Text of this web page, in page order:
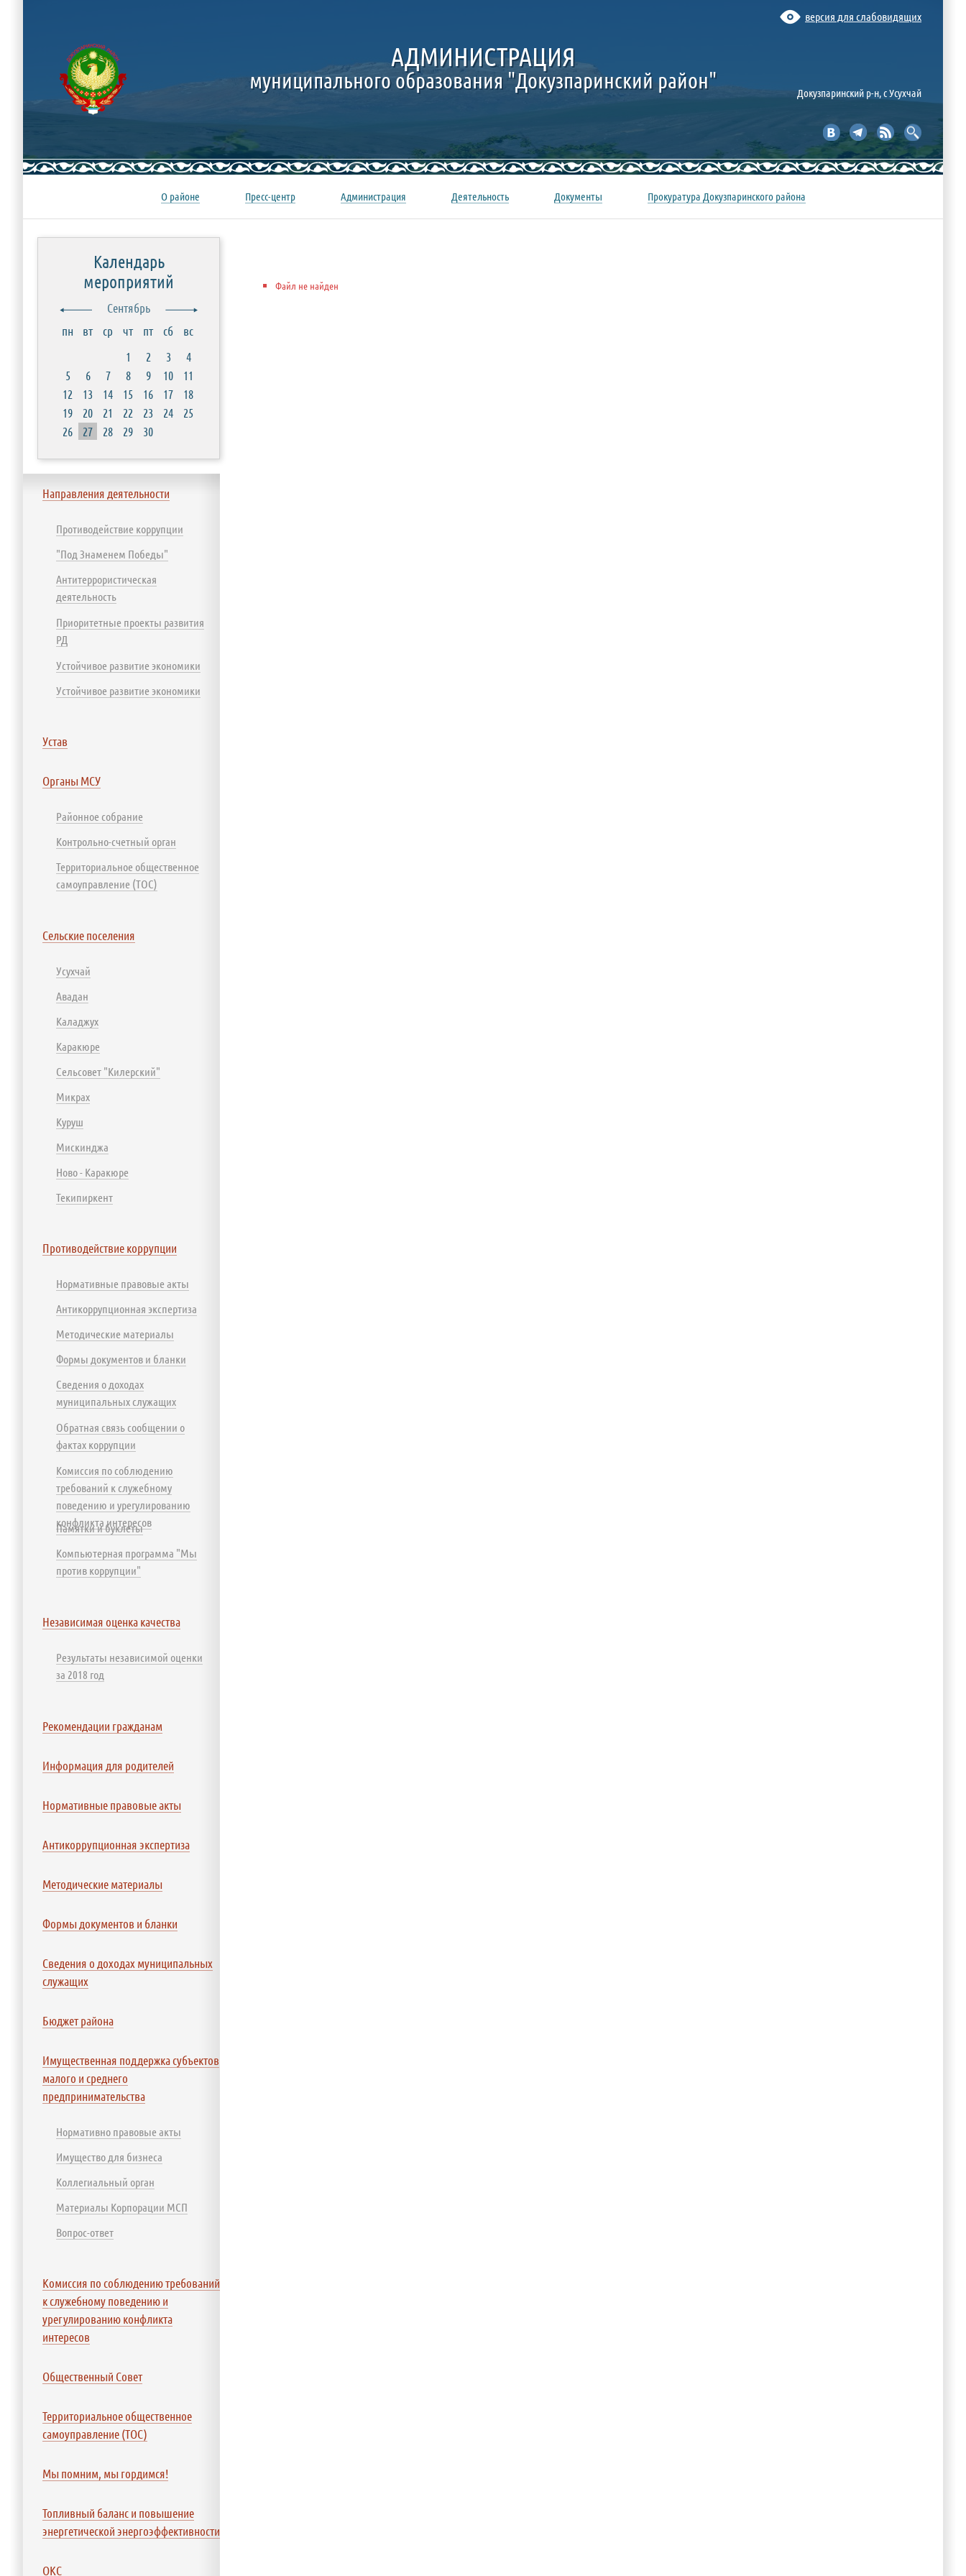
Файл не найден
Календарь
мероприятий
Сентябрь
пн
вт ср чт пт сб
вс
1
2 3
4
5
6 7 8 9 10
11
12
13 14 15 16 17
18
19
20 21 22 23 24
25
26
27 28 29 30
Направления деятельности
Противодействие коррупции
"Под Знаменем Победы"
Антитеррористическая
деятельность
Приоритетные проекты развития
РД
Устойчивое развитие экономики
Устойчивое развитие экономики
Устав
Органы МСУ
Районное собрание
Контрольно-счетный орган
Территориальное общественное
самоуправление (ТОС)
Сельские поселения
Усухчай
Авадан
Каладжух
Каракюре
Сельсовет "Килерский"
Микрах
Куруш
Мискинджа
Ново - Каракюре
Текипиркент
Противодействие коррупции
Нормативные правовые акты
Антикоррупционная экспертиза
Методические материалы
Формы документов и бланки
Сведения о доходах
муниципальных служащих
Обратная связь сообщении о
фактах коррупции
Комиссия по соблюдению
требований к служебному
поведению и урегулированию
конфликта интересов
Памятки и буклеты
Компьютерная программа "Мы
против коррупции"
Независимая оценка качества
Результаты независимой оценки
за 2018 год
Рекомендации гражданам
Информация для родителей
Нормативные правовые акты
Антикоррупционная экспертиза
Методические материалы
Формы документов и бланки
Сведения о доходах муниципальных
служащих
Бюджет района
Имущественная поддержка субъектов
малого и среднего
предпринимательства
Нормативно правовые акты
Имущество для бизнеса
Коллегиальный орган
Материалы Корпорации МСП
Вопрос-ответ
Комиссия по соблюдению требований
к служебному поведению и
урегулированию конфликта
интересов
Общественный Совет
Территориальное общественное
самоуправление (ТОС)
Мы помним, мы гордимся!
Топливный баланс и повышение
энергетической энергоэффективности
ОКС
версия для слабовидящих
Докузпаринский р-н, c Усухчай
АДМИНИСТРАЦИЯ
муниципального образования "Докузпаринский район"
О районе Пресс-центр Администрация Деятельность Документы Прокуратура Докузпаринского района